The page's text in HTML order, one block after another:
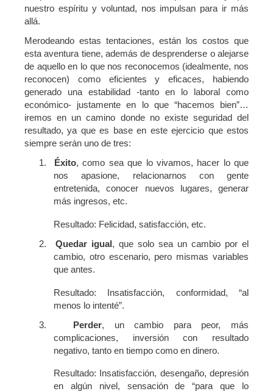
nuestro espíritu y voluntad, nos impulsan para ir más
allá.
Merodeando estas tentaciones, están los costos que
esta aventura tiene, además de desprenderse o alejarse
de aquello en lo que nos reconocemos (idealmente, nos
reconocen) como eficientes y eficaces, habiendo
generado una estabilidad -tanto en lo laboral como
económico- justamente en lo que “hacemos bien”…
iremos en un camino donde no existe seguridad del
resultado, ya que es base en este ejercicio que estos
siempre serán uno de tres:
1.
Éxito, como sea que lo vivamos, hacer lo que
nos apasione, relacionarnos con gente
entretenida, conocer nuevos lugares, generar
más ingresos, etc.
Resultado: Felicidad, satisfacción, etc.
2.
Quedar igual, que solo sea un cambio por el
cambio, otro escenario, pero mismas variables
que antes.
Resultado: Insatisfacción, conformidad, “al
menos lo intenté”.
3.
Perder, un cambio para peor, más
complicaciones, inversión con resultado
negativo, tanto en tiempo como en dinero.
Resultado: Insatisfacción, desengaño, depresión
en algún nivel, sensación de “para que lo